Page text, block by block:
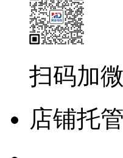
扫码加
店铺托管